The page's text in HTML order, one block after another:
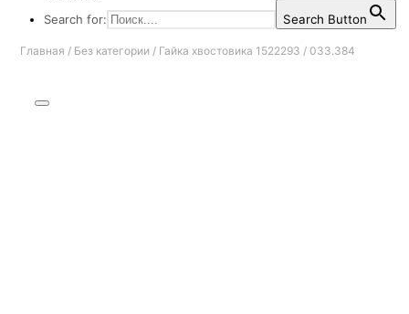
Search for:
Search Button
Главная / Без категории / Гайка хвостовика 1522293 / 033.384